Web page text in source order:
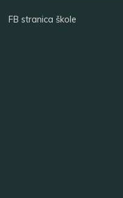
FB stranica škole